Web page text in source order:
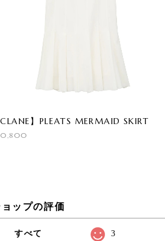
CLANE】PLEATS MERMAID SKIRT
ョップの評価
すべて 3